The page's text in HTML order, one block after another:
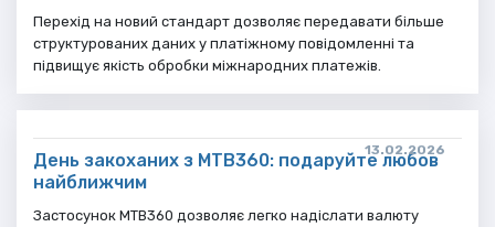
Перехід на новий стандарт дозволяє передавати більше
структурованих даних у платіжному повідомленні та
підвищує якість обробки міжнародних платежів.
13.02.2026
День закоханих з МТВ360: подаруйте любов
найближчим
Застосунок МТВ360 дозволяє легко надіслати валюту